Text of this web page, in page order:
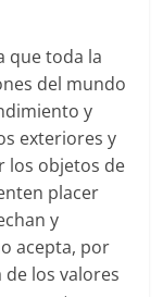
que toda la
del mundo
y
exteriores y
los objetos de
placer
y
acepta, por
los valores